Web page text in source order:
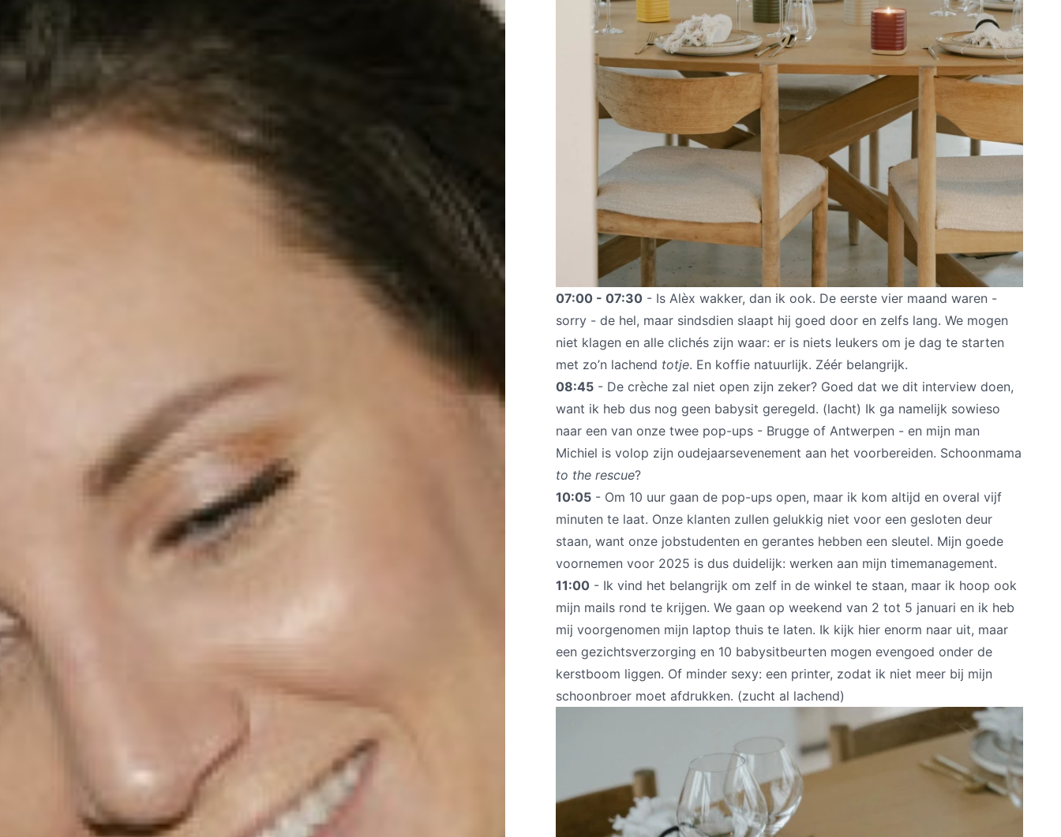
07:00 - 07:30 - Is Alèx wakker, dan ik ook. De eerste vier maand waren -
sorry - de hel, maar sindsdien slaapt hij goed door en zelfs lang. We mogen
niet klagen en alle clichés zijn waar: er is niets leukers om je dag te starten
met zo’n lachend totje. En koffie natuurlijk. Zéér belangrijk.
08:45 - De crèche zal niet open zijn zeker? Goed dat we dit interview doen,
want ik heb dus nog geen babysit geregeld. (lacht) Ik ga namelijk sowieso
naar een van onze twee pop-ups - Brugge of Antwerpen - en mijn man
Michiel is volop zijn oudejaarsevenement aan het voorbereiden. Schoonmama
to the rescue?
10:05 - Om 10 uur gaan de pop-ups open, maar ik kom altijd en overal vijf
minuten te laat. Onze klanten zullen gelukkig niet voor een gesloten deur
staan, want onze jobstudenten en gerantes hebben een sleutel. Mijn goede
voornemen voor 2025 is dus duidelijk: werken aan mijn timemanagement.
11:00 - Ik vind het belangrijk om zelf in de winkel te staan, maar ik hoop ook
mijn mails rond te krijgen. We gaan op weekend van 2 tot 5 januari en ik heb
mij voorgenomen mijn laptop thuis te laten. Ik kijk hier enorm naar uit, maar
een gezichtsverzorging en 10 babysitbeurten mogen evengoed onder de
kerstboom liggen. Of minder sexy: een printer, zodat ik niet meer bij mijn
schoonbroer moet afdrukken. (zucht al lachend)